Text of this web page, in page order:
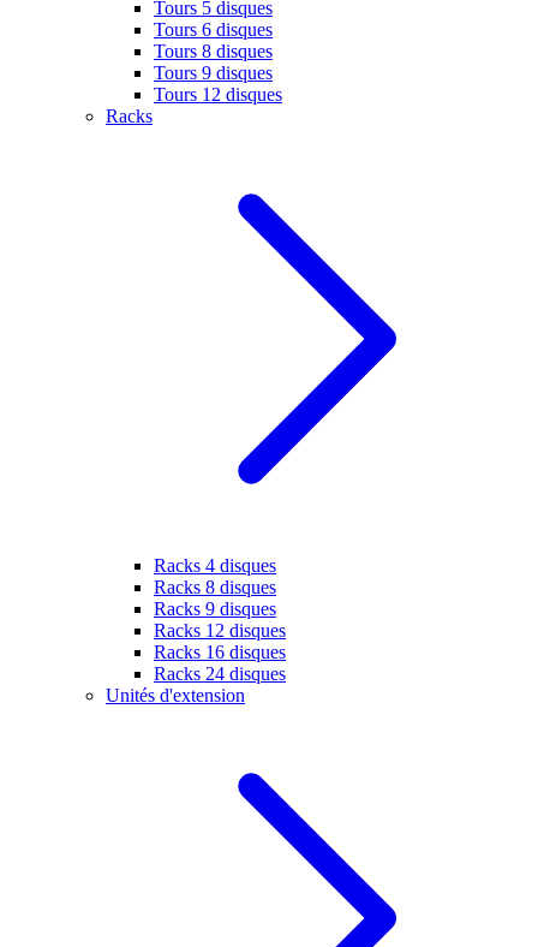
Tours 5 disques
Tours 6 disques
Tours 8 disques
Tours 9 disques
Tours 12 disques
Racks
Racks 4 disques
Racks 8 disques
Racks 9 disques
Racks 12 disques
Racks 16 disques
Racks 24 disques
Unités d'extension